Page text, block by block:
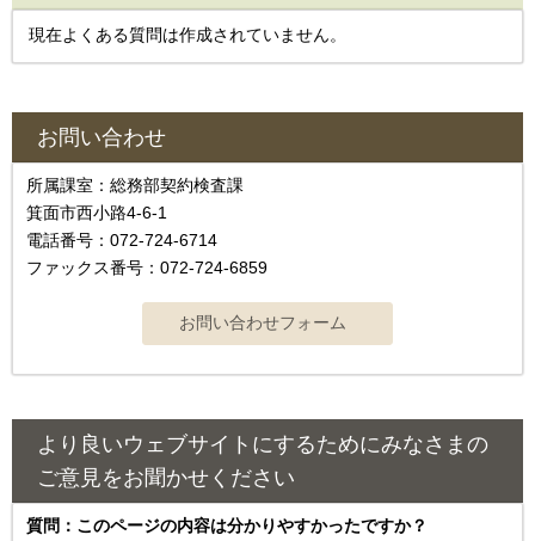
現在よくある質問は作成されていません。
お問い合わせ
所属課室：総務部契約検査課
箕面市西小路4‐6‐1
電話番号：072-724-6714
ファックス番号：072-724-6859
より良いウェブサイトにするためにみなさまの
ご意見をお聞かせください
質問：このページの内容は分かりやすかったですか？